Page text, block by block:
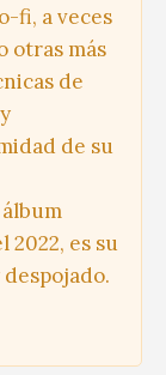
fi, a veces
otras más
de
de su
2022, es su